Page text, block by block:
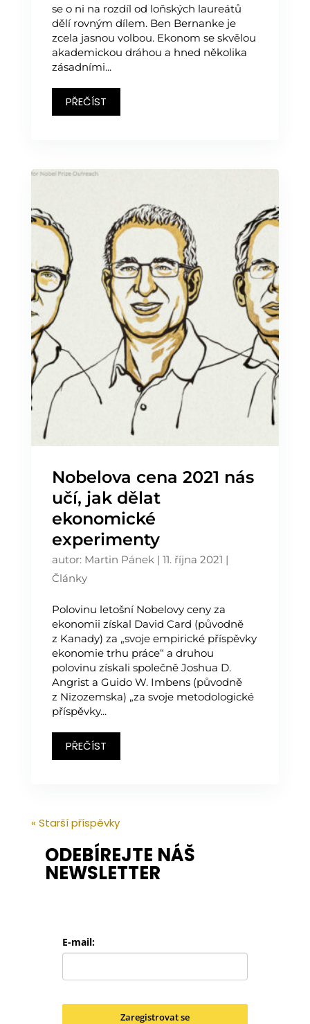
se o ni na rozdíl od loňských laureátů
dělí rovným dílem. Ben Bernanke je
zcela jasnou volbou. Ekonom se skvělou
akademickou dráhou a hned několika
zásadními...
PŘEČÍST
Nobelova cena 2021 nás
učí, jak dělat
ekonomické
experimenty
autor: Martin Pánek| 11. října 2021 |
Články
Polovinu letošní Nobelovy ceny za
ekonomii získal David Card (původně
z Kanady) za „svoje empirické příspěvky
ekonomie trhu práce“ a druhou
polovinu získali společně Joshua D.
Angrist a Guido W. Imbens (původně
z Nizozemska) „za svoje metodologické
příspěvky...
PŘEČÍST
« Starší příspěvky
ODEBÍREJTE NÁŠ
NEWSLETTER
E-mail:
Zaregistrovat se